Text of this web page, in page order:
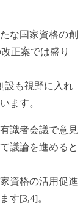
な国家資格の創
正案では盛り
設も視野に入れ
ます。
識者会議で意見
議論を進めると
資格の活用促進
す[3,4]。